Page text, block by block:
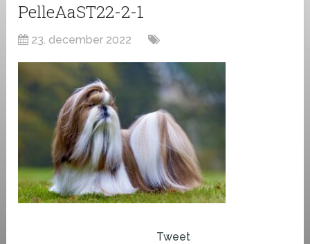
PelleAaST22-2-1
23. december 2022
Tweet